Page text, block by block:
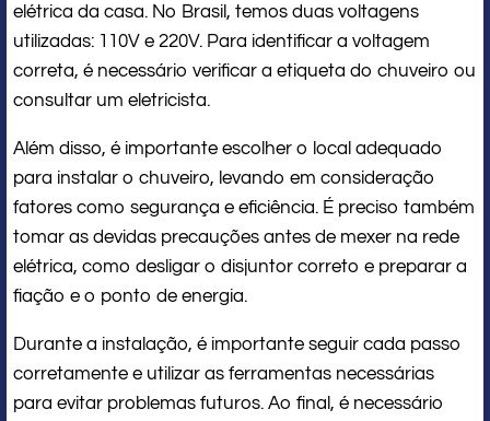
elétrica da casa. No Brasil, temos duas voltagens
utilizadas: 110V e 220V. Para identificar a voltagem
correta, é necessário verificar a etiqueta do chuveiro ou
consultar um eletricista.
Além disso, é importante escolher o local adequado
para instalar o chuveiro, levando em consideração
fatores como segurança e eficiência. É preciso também
tomar as devidas precauções antes de mexer na rede
elétrica, como desligar o disjuntor correto e preparar a
fiação e o ponto de energia.
Durante a instalação, é importante seguir cada passo
corretamente e utilizar as ferramentas necessárias
para evitar problemas futuros. Ao final, é necessário